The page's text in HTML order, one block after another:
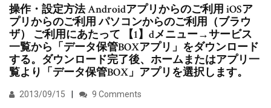
操作・設定方法 Androidアプリからのご利用 iOSア
プリからのご利用 パソコンからのご利用（ブラウ
ザ） ご利用にあたって 【1】dメニュー→サービス
一覧から「データ保管BOXアプリ」をダウンロード
する。ダウンロード完了後、ホームまたはアプリ一
覧より「データ保管BOX」アプリを選択します。
2013/09/15 9 Comments